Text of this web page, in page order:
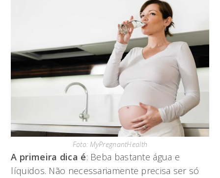
Foto: MyPregnantHealth
A primeira dica é: Beba bastante água e
líquidos. Não necessariamente precisa ser só